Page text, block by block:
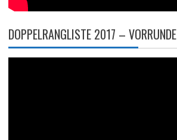
DOPPELRANGLISTE 2017 – VORRUNDE